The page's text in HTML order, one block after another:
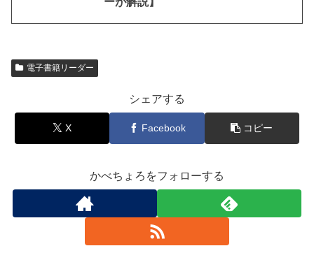
電子書籍リーダー
シェアする
X Facebook コピー
かべちょろをフォローする